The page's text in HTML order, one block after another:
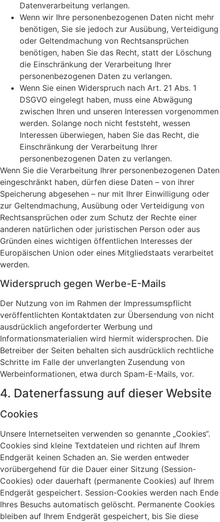
Datenverarbeitung verlangen.
Wenn wir Ihre personenbezogenen Daten nicht mehr
benötigen, Sie sie jedoch zur Ausübung, Verteidigung
oder Geltendmachung von Rechtsansprüchen
benötigen, haben Sie das Recht, statt der Löschung
die Einschränkung der Verarbeitung Ihrer
personenbezogenen Daten zu verlangen.
Wenn Sie einen Widerspruch nach Art. 21 Abs. 1
DSGVO eingelegt haben, muss eine Abwägung
zwischen Ihren und unseren Interessen vorgenommen
werden. Solange noch nicht feststeht, wessen
Interessen überwiegen, haben Sie das Recht, die
Einschränkung der Verarbeitung Ihrer
personenbezogenen Daten zu verlangen.
Wenn Sie die Verarbeitung Ihrer personenbezogenen Daten
eingeschränkt haben, dürfen diese Daten – von ihrer
Speicherung abgesehen – nur mit Ihrer Einwilligung oder
zur Geltendmachung, Ausübung oder Verteidigung von
Rechtsansprüchen oder zum Schutz der Rechte einer
anderen natürlichen oder juristischen Person oder aus
Gründen eines wichtigen öffentlichen Interesses der
Europäischen Union oder eines Mitgliedstaats verarbeitet
werden.
Widerspruch gegen Werbe-E-Mails
Der Nutzung von im Rahmen der Impressumspflicht
veröffentlichten Kontaktdaten zur Übersendung von nicht
ausdrücklich angeforderter Werbung und
Informationsmaterialien wird hiermit widersprochen. Die
Betreiber der Seiten behalten sich ausdrücklich rechtliche
Schritte im Falle der unverlangten Zusendung von
Werbeinformationen, etwa durch Spam-E-Mails, vor.
4. Datenerfassung auf dieser Website
Cookies
Unsere Internetseiten verwenden so genannte „Cookies“.
Cookies sind kleine Textdateien und richten auf Ihrem
Endgerät keinen Schaden an. Sie werden entweder
vorübergehend für die Dauer einer Sitzung (Session-
Cookies) oder dauerhaft (permanente Cookies) auf Ihrem
Endgerät gespeichert. Session-Cookies werden nach Ende
Ihres Besuchs automatisch gelöscht. Permanente Cookies
bleiben auf Ihrem Endgerät gespeichert, bis Sie diese